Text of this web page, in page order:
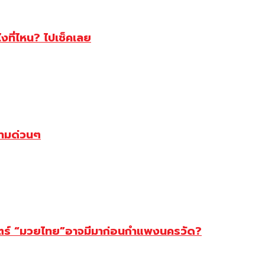
ที่ไหน? ไปเช็คเลย
มด่วนๆ
“มวยไทย”อาจมีมาก่อนกำแพงนครวัด?